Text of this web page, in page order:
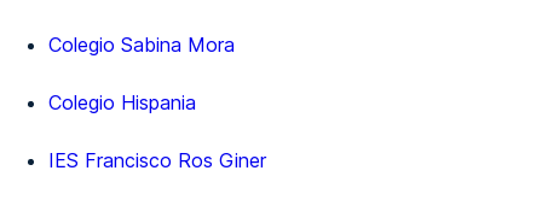
Colegio Sabina Mora
Colegio Hispania
IES Francisco Ros Giner